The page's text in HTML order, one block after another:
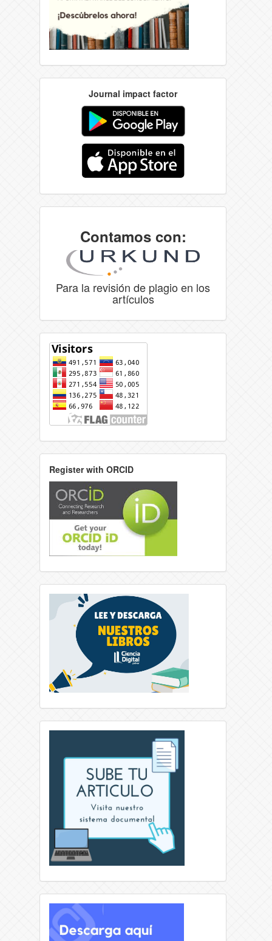
Journal impact factor
Contamos con:
Para la revisión de plagio en los
artículos
Register with ORCID